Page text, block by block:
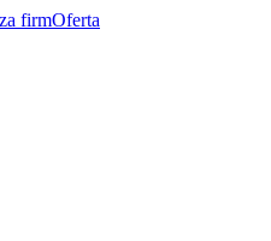
firmOferta